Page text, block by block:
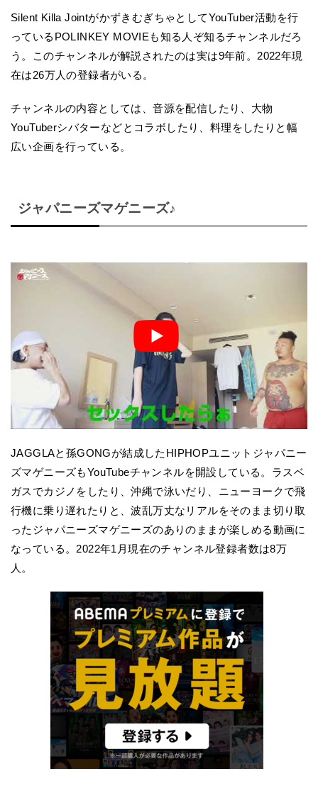
Silent Killa JointがかずきむぎちゃとしてYouTuber活動を行
っているPOLINKEY MOVIEも知る人ぞ知るチャンネルだろ
う。このチャンネルが解説されたのは実は9年前。2022年現
在は26万人の登録者がいる。
チャンネルの内容としては、音源を配信したり、大物
YouTuberシバターなどとコラボしたり、料理をしたりと幅
広い企画を行っている。
ジャパニーズマゲニーズ♪
JAGGLAと孫GONGが結成したHIPHOPユニットジャパニー
ズマゲニーズもYouTubeチャンネルを開設している。ラスベ
ガスでカジノをしたり、沖縄で泳いだり、ニューヨークで飛
行機に乗り遅れたりと、波乱万丈なリアルをそのまま切り取
ったジャパニーズマゲニーズのありのままが楽しめる動画に
なっている。2022年1月現在のチャンネル登録者数は8万
人。